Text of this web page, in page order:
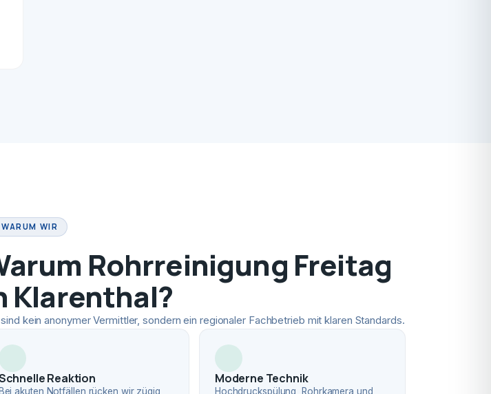
WARUM WIR
Rohrreinigung Freitag
Klarenthal?
kein anonymer Vermittler, sondern ein regionaler Fachbetrieb mit klaren Standards.
Reaktion
Bei akuten Notfällen rücken wir zügig
Moderne Technik
Hochdruckspülung, Rohrkamera und